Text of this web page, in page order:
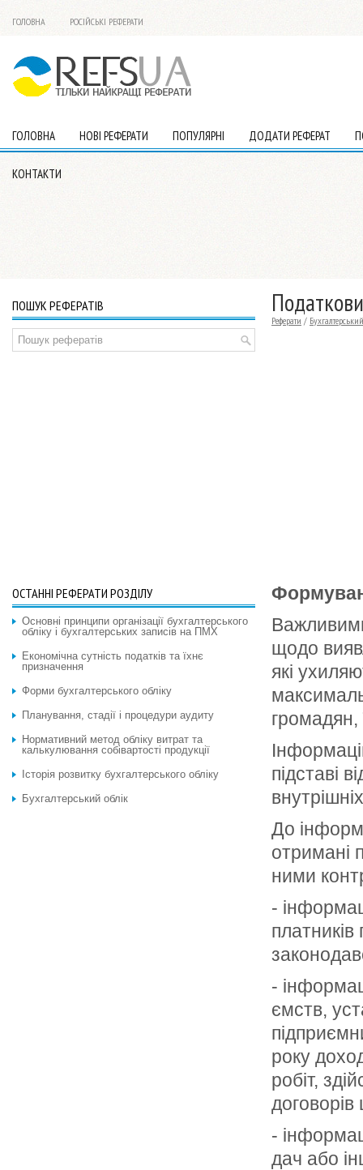
ГОЛОВНА РОСІЙСЬКІ РЕФЕРАТИ
ГОЛОВНА НОВІ РЕФЕРАТИ ПОПУЛЯРНІ ДОДАТИ РЕФЕРАТ
КОНТАКТИ
Реферати /
щодо
які
громадян,
підставі
До
отримані
ними
-
-
ємств,
року
робіт,
-
дач або
ПОШУК РЕФЕРАТІВ
ОСТАННІ РЕФЕРАТИ РОЗДІЛУ
Основні принципи організації бухгалтерського
обліку і бухгалтерських записів на ПМХ
Економічна сутність податків та їхнє
призначення
Форми бухгалтерського обліку
Планування, стадії і процедури аудиту
Нормативний метод обліку витрат та
калькулювання собівартості продукції
Історія розвитку бухгалтерського обліку
Бухгалтерський облік